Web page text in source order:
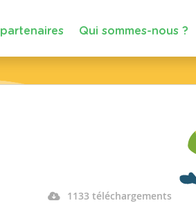
Qui sommes-nous ?
1133 téléchargements